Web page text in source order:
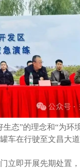
生态”的理念和“为环
车在行驶至文昌大
立即开展先期处置